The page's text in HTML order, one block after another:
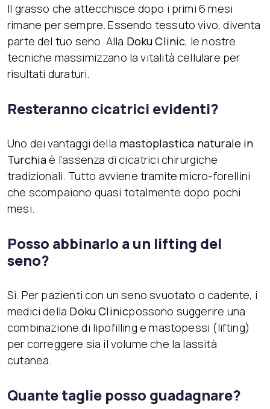
Il grasso che attecchisce dopo i primi 6 mesi
rimane per sempre. Essendo tessuto vivo, diventa
parte del tuo seno. Alla Doku Clinic, le nostre
tecniche massimizzano la vitalità cellulare per
risultati duraturi.
Resteranno cicatrici evidenti?
Uno dei vantaggi della mastoplastica naturale in
Turchiaè l’assenza di cicatrici chirurgiche
tradizionali. Tutto avviene tramite micro-forellini
che scompaiono quasi totalmente dopo pochi
mesi.
Posso abbinarlo a un lifting del
seno?
Sì. Per pazienti con un seno svuotato o cadente, i
medici della Doku Clinicpossono suggerire una
combinazione di lipofilling e mastopessi (lifting)
per correggere sia il volume che la lassità
cutanea.
Quante taglie posso guadagnare?